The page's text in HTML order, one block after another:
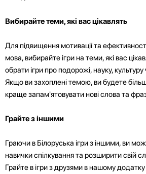
Вибирайте теми, які вас цікавлять
Для підвищення мотивації та
мова, вибирайте ігри на теми, які вас
обрати ігри про подорожі, науку,
Якщо ви захоплені темою, ви будете
краще запам'ятовувати нові слова та
Грайте з іншими
Граючи в Білоруська ігри з іншими, ви
навички спілкування та розширити свій
Грайте в ігри з друзями в нашому